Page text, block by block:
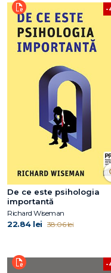
-
De ce este psihologia
importantă
Richard Wiseman
22.84 lei 38.06 lei
-